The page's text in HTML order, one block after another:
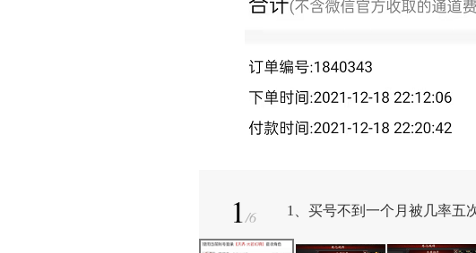
1/6 1、买号不到一个月被几率五